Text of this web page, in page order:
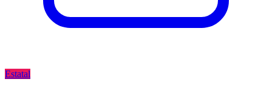
Estatal